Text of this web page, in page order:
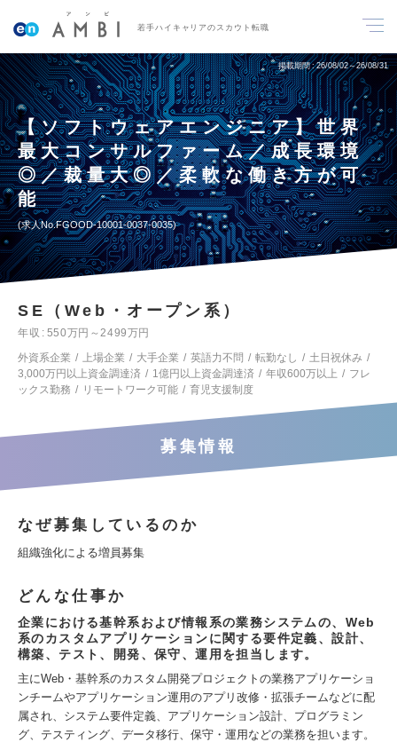
若手ハイキャリアのスカウト転職
掲載期間 26/08/02～26/08/31
【ソフトウェアエンジニア】世界
最大コンサルファーム／成長環境
◎／裁量大◎／柔軟な働き方が可
能
求人No.FGOOD-10001-0037-0035
SE（Web・オープン系）
年収
550万円～2499万円
外資系企業
上場企業 大手企業 英語力不問 転勤なし
土日祝休み
3,000万円以上資金調達済
1億円以上資金調達済 年収600万以上
フレ
ックス勤務
リモートワーク可能 育児支援制度
募集情報
なぜ募集しているのか
組織強化による増員募集
どんな仕事か
企業における基幹系および情報系の業務システムの、Web
系のカスタムアプリケーションに関する要件定義、設計、
構築、テスト、開発、保守、運用を担当します。
主にWeb・基幹系のカスタム開発プロジェクトの業務アプリケーショ
ンチームやアプリケーション運用のアプリ改修・拡張チームなどに配
属され、システム要件定義、アプリケーション設計、プログラミン
グ、テスティング、データ移行、保守・運用などの業務を担います。